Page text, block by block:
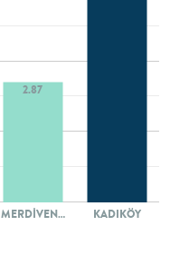
MERDİVEN… KADIKÖY
2.87